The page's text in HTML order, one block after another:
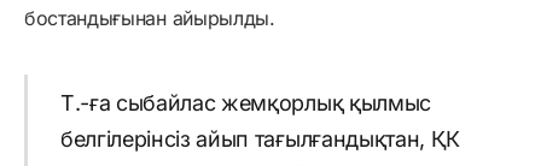
бостандығынан айырылды.
Т.-ға сыбайлас жемқорлық қылмыс
белгілерінсіз айып тағылғандықтан, ҚК